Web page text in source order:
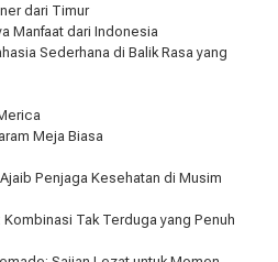
dari Timur
Manfaat dari Indonesia
Sederhana di Balik Rasa yang
Meja Biasa
Penjaga Kesehatan di Musim
Tak Terduga yang Penuh